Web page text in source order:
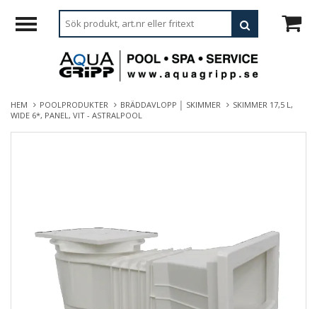
HEM POOLPRODUKTER BRÄDDAVLOPP │ SKIMMER
SKIMMER 17,5 L,
WIDE 6*, PANEL, VIT - ASTRALPOOL